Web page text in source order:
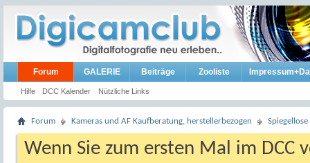
Forum
Hilfe DCC Kalender Nützliche Links
GALERIE Beiträge Zooliste
Forum Kameras und AF Kaufberatung, herstellerbezogen
Wenn Sie zum ersten Mal im DCC